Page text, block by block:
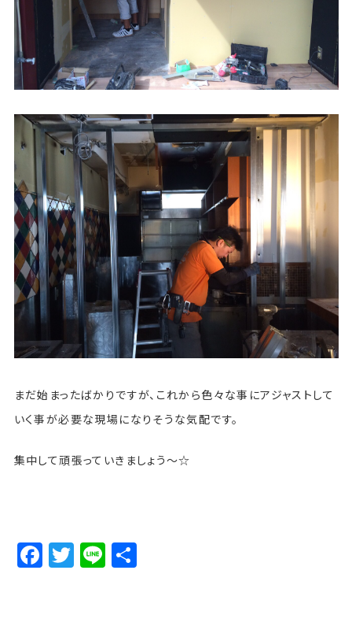
まだ始まったばかりですが、これから色々な事にアジャストして
いく事が必要な現場になりそうな気配です。
集中して頑張っていきましょう〜☆
Facebook
Twitter
LineShare